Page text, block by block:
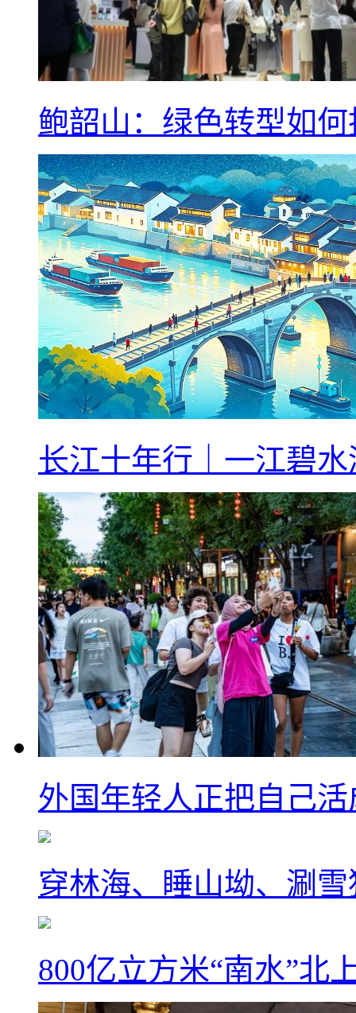
鲍韶山：绿色转型如
长江十年行｜一江碧
外国年轻人正把自己活
穿林海、睡山坳、涮
800亿立方米“南水”北